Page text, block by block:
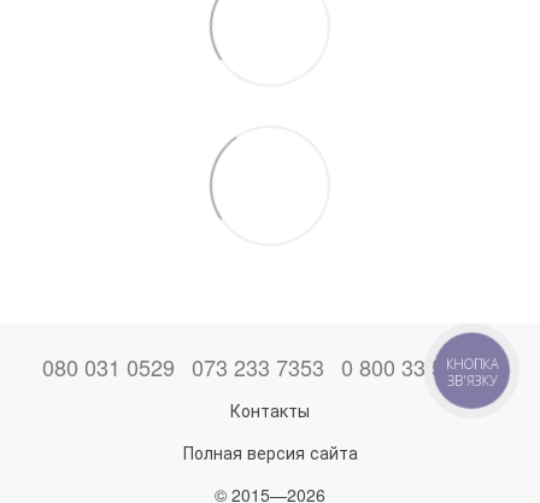
080 031 0529 073 233 7353 0 800 33 52 06
Контакты
Полная версия сайта
© 2015—2026
КНОПКА
ЗВ'ЯЗКУ